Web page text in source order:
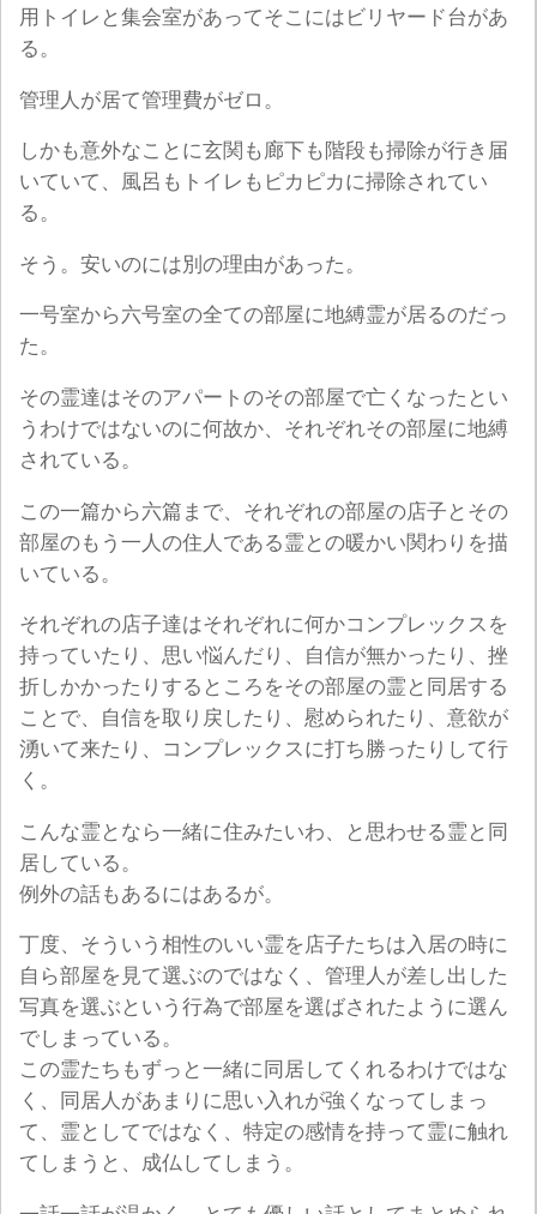
用トイレと集会室があってそこにはビリヤード台があ
る。
管理人が居て管理費がゼロ。
しかも意外なことに玄関も廊下も階段も掃除が行き届
いていて、風呂もトイレもピカピカに掃除されてい
る。
そう。安いのには別の理由があった。
一号室から六号室の全ての部屋に地縛霊が居るのだっ
た。
その霊達はそのアパートのその部屋で亡くなったとい
うわけではないのに何故か、それぞれその部屋に地縛
されている。
この一篇から六篇まで、それぞれの部屋の店子とその
部屋のもう一人の住人である霊との暖かい関わりを描
いている。
それぞれの店子達はそれぞれに何かコンプレックスを
持っていたり、思い悩んだり、自信が無かったり、挫
折しかかったりするところをその部屋の霊と同居する
ことで、自信を取り戻したり、慰められたり、意欲が
湧いて来たり、コンプレックスに打ち勝ったりして行
く。
こんな霊となら一緒に住みたいわ、と思わせる霊と同
居している。
例外の話もあるにはあるが。
丁度、そういう相性のいい霊を店子たちは入居の時に
自ら部屋を見て選ぶのではなく、管理人が差し出した
写真を選ぶという行為で部屋を選ばされたように選ん
でしまっている。
この霊たちもずっと一緒に同居してくれるわけではな
く、同居人があまりに思い入れが強くなってしまっ
て、霊としてではなく、特定の感情を持って霊に触れ
てしまうと、成仏してしまう。